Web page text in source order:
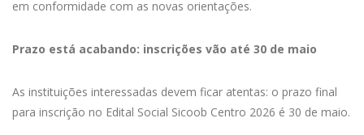
em conformidade com as novas orientações.
Prazo está acabando: inscrições vão até 30 de maio
As instituições interessadas devem ficar atentas: o prazo final
para inscrição no Edital Social Sicoob Centro 2026 é 30 de maio.